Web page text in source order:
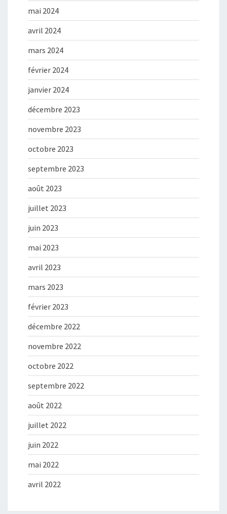
mai 2024
avril 2024
mars 2024
février 2024
janvier 2024
décembre 2023
novembre 2023
octobre 2023
septembre 2023
août 2023
juillet 2023
juin 2023
mai 2023
avril 2023
mars 2023
février 2023
décembre 2022
novembre 2022
octobre 2022
septembre 2022
août 2022
juillet 2022
juin 2022
mai 2022
avril 2022